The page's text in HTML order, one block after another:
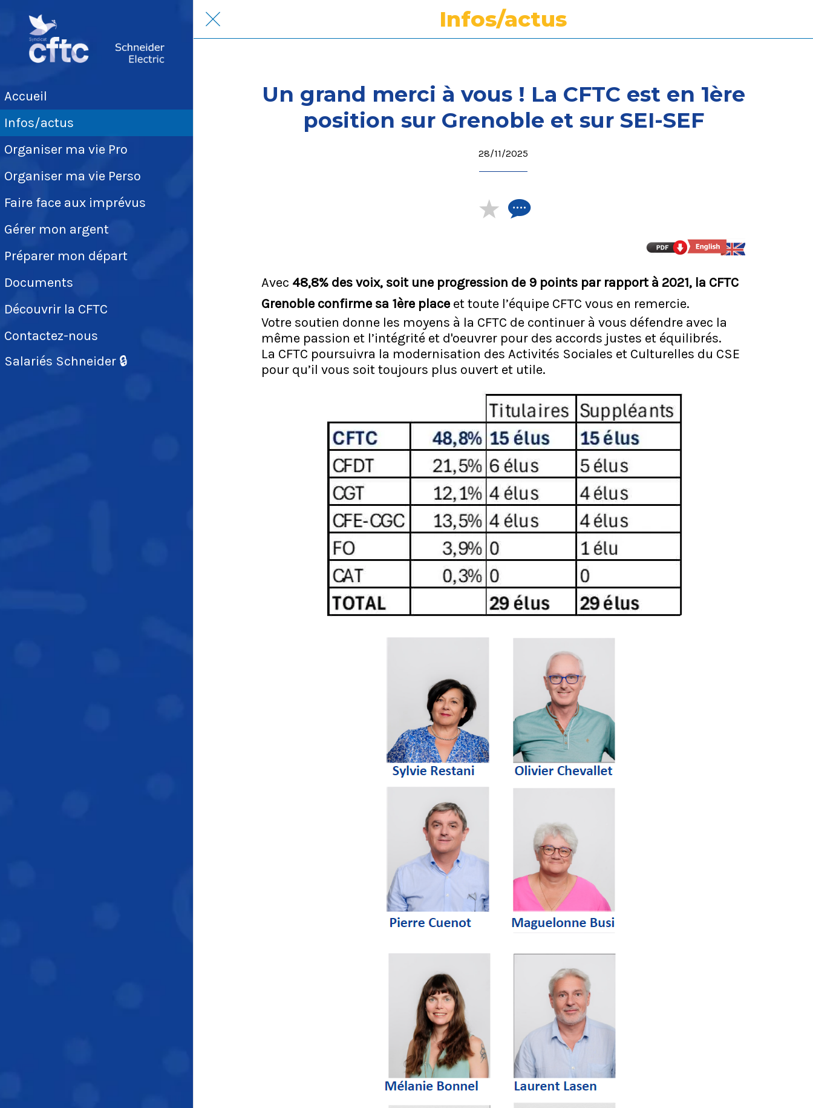
Accueil
Infos/actus
Organiser ma vie Pro
Organiser ma vie Perso
Faire face aux imprévus
Gérer mon argent
Préparer mon départ
Documents
Découvrir la CFTC
Contactez-nous
Salariés Schneider 🔒
Infos/actus
Un grand merci à vous ! La CFTC est en 1ère
position sur Grenoble et sur SEI-SEF
28/11/2025
Avec 48,8% des voix, soit une progression de 9 points par rapport à 2021, la CFTC
Grenoble confirme sa 1ère place et toute l’équipe CFTC vous en remercie.
Votre soutien donne les moyens à la CFTC de continuer à vous défendre avec la
même passion et l’intégrité et d'oeuvrer pour des accords justes et équilibrés.
La CFTC poursuivra la modernisation des Activités Sociales et Culturelles du CSE
pour qu’il vous soit toujours plus ouvert et utile.